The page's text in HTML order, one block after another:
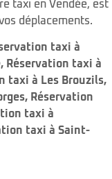
taxi en Vendée, est
déplacements.
taxi à
, Réservation taxi à
taxi à Les Brouzils,
, Réservation
taxi à
taxi à Saint-